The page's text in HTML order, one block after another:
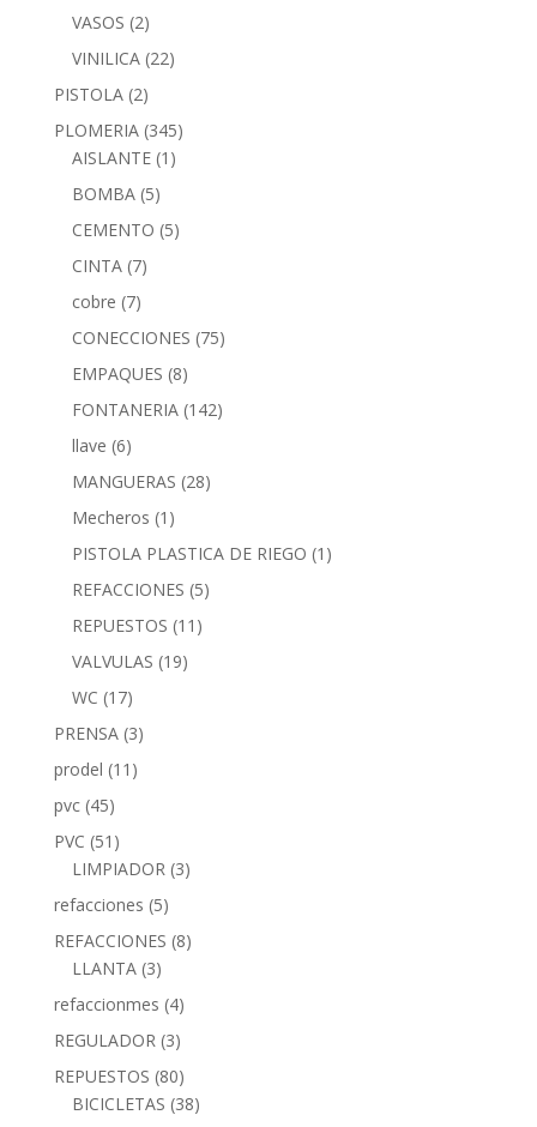
VASOS (2)
VINILICA (22)
PISTOLA (2)
PLOMERIA (345)
AISLANTE (1)
BOMBA (5)
CEMENTO (5)
CINTA (7)
cobre (7)
CONECCIONES (75)
EMPAQUES (8)
FONTANERIA (142)
llave (6)
MANGUERAS (28)
Mecheros (1)
PISTOLA PLASTICA DE RIEGO (1)
REFACCIONES (5)
REPUESTOS (11)
VALVULAS (19)
WC (17)
PRENSA (3)
prodel (11)
pvc (45)
PVC (51)
LIMPIADOR (3)
refacciones (5)
REFACCIONES (8)
LLANTA (3)
refaccionmes (4)
REGULADOR (3)
REPUESTOS (80)
BICICLETAS (38)